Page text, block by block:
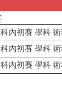
內初賽 學科
內初賽 學科
內初賽 學科